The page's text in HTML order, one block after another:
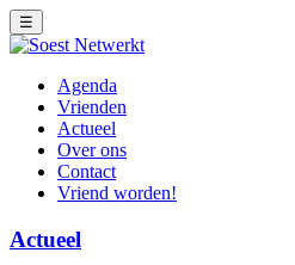
☰
Agenda
Vrienden
Actueel
Over ons
Contact
Vriend worden!
Actueel